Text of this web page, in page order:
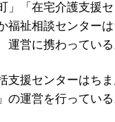
」「在宅介護支援
福祉相談センター
運営に携わっている
援センターはちま
の運営を行っている